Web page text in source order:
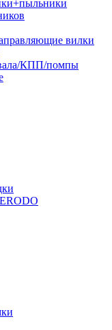
вилки
КПП/помпы